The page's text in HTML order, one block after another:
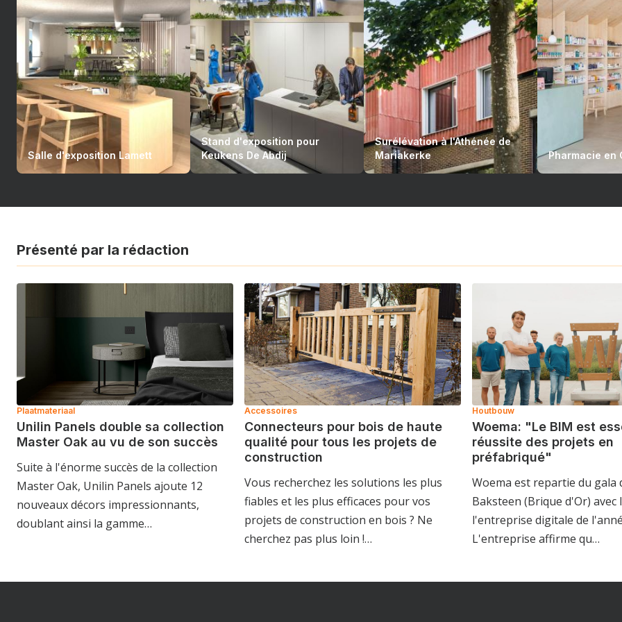
Salle d'exposition Lamett
Stand d'exposition pour
Keukens De Abdij
Surélévation à l'Athénée de
Mariakerke
Pharmacie en
Présenté par la rédaction
Plaatmateriaal
Unilin Panels double sa collection
Master Oak au vu de son succès
Suite à l'énorme succès de la collection
Master Oak, Unilin Panels ajoute 12
nouveaux décors impressionnants,
doublant ainsi la gamme…
Accessoires
Connecteurs pour bois de haute
qualité pour tous les projets de
construction
Vous recherchez les solutions les plus
fiables et les plus efficaces pour vos
projets de construction en bois ? Ne
cherchez pas plus loin !…
Houtbouw
Woema: "Le BIM est
réussite des projets en
préfabriqué"
Woema est repartie du gala
Baksteen (Brique d'Or) avec
l'entreprise digitale de
L'entreprise affirme qu…